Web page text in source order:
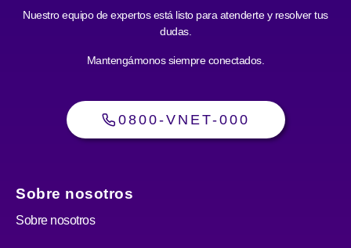
Nuestro equipo de expertos está listo para atenderte y resolver tus
dudas.
Mantengámonos siempre conectados.
0800-VNET-000
Sobre nosotros
Sobre nosotros